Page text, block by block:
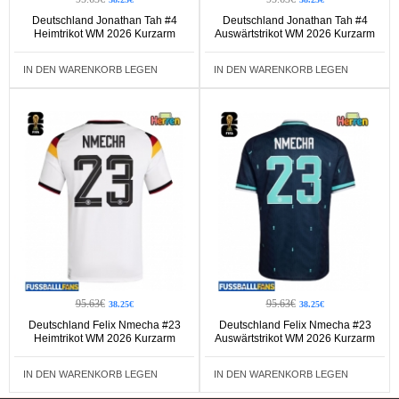
Deutschland Jonathan Tah #4
Heimtrikot WM 2026 Kurzarm
IN DEN WARENKORB LEGEN
Deutschland Jonathan Tah #4
Auswärtstrikot WM 2026 Kurzarm
IN DEN WARENKORB LEGEN
95.63€ 38.25€
Deutschland Felix Nmecha #23
Heimtrikot WM 2026 Kurzarm
IN DEN WARENKORB LEGEN
95.63€ 38.25€
Deutschland Felix Nmecha #23
Auswärtstrikot WM 2026 Kurzarm
IN DEN WARENKORB LEGEN